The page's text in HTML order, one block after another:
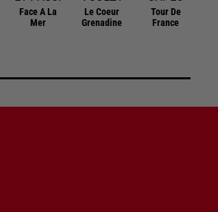
Face A La
Mer
Le Coeur
Grenadine
Tour De
France